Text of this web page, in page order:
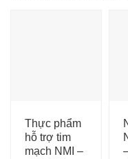
Thực phẩm
hỗ trợ tim
mạch NMI –